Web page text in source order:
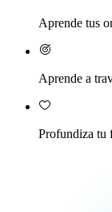
Aprende tus
Aprende a
Profundiza tu